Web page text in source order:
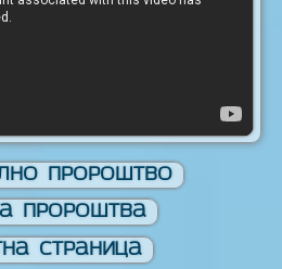
Пророштво
Пророштва
Страница